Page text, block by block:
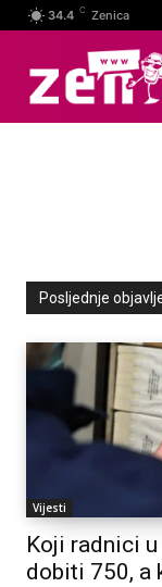
34.4 C Zenica
Posljednje
Vijesti
Koji radnici
dobiti 750, a